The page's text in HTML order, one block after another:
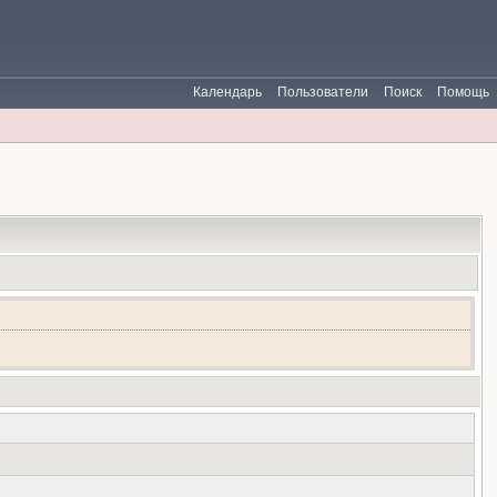
Помощь
Поиск
Пользователи
Календарь